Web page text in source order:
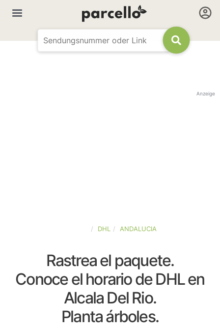
Anzeige
DHL ANDALUCIA
Rastrea el paquete.
Conoce el horario de DHL en
Alcala Del Rio.
Planta árboles.